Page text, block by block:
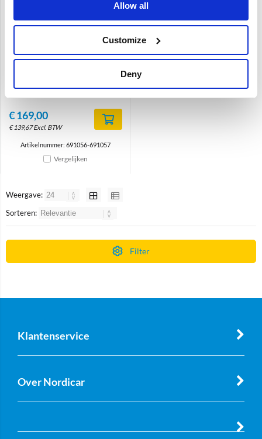
Allow all
Customize
Deny
Achterzijde Links + Rechts
Volvo 1800S 691056
Zwart
628, 335-633, 336-634,
€169,00
€139,67 Excl. BTW
Artikelnummer: 691056-691057
Vergelijken
Weergave:
Sorteren:
Filter
Klantenservice
Over Nordicar